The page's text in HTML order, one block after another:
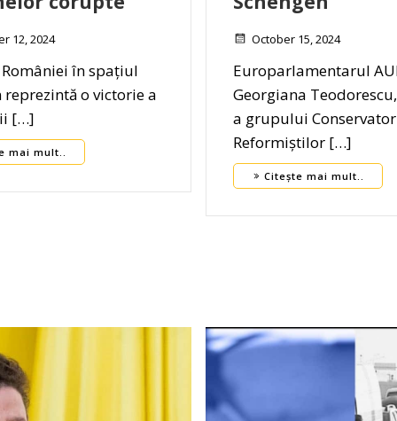
12, 2024
în spațiul
reprezintă o victorie a
[…]
mai mult..
October 15, 2024
Europarlamentarul
Georgiana
a grupului
Reformiștilor […]
Citește mai mult..